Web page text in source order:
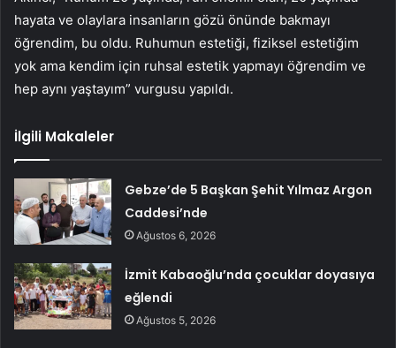
hayata ve olaylara insanların gözü önünde bakmayı
öğrendim, bu oldu. Ruhumun estetiği, fiziksel estetiğim
yok ama kendim için ruhsal estetik yapmayı öğrendim ve
hep aynı yaştayım” vurgusu yapıldı.
İlgili Makaleler
Gebze’de 5 Başkan Şehit Yılmaz Argon
Caddesi’nde
Ağustos 6, 2026
İzmit Kabaoğlu’nda çocuklar doyasıya
eğlendi
Ağustos 5, 2026